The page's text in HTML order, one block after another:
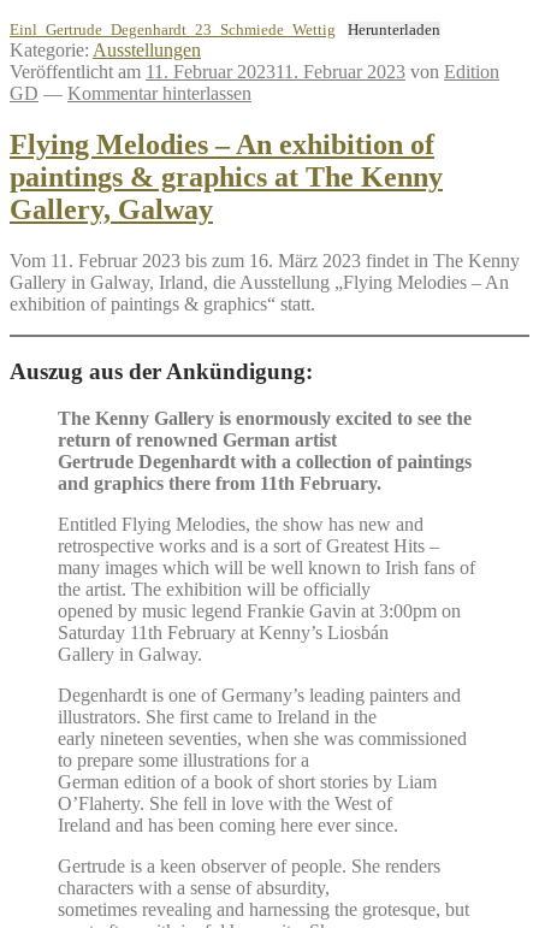
Einl_Gertrude_Degenhardt_23_Schmiede_Wettig Herunterladen
Kategorie: Ausstellungen
Veröffentlicht am 11. Februar 202311. Februar 2023 von Edition
GD — Kommentar hinterlassen
Flying Melodies – An exhibition of
paintings & graphics at The Kenny
Gallery, Galway
Vom 11. Februar 2023 bis zum 16. März 2023 findet in The Kenny
Gallery in Galway, Irland, die Ausstellung „Flying Melodies – An
exhibition of paintings & graphics“ statt.
Auszug aus der Ankündigung:
The Kenny Gallery is enormously excited to see the
return of renowned German artist
Gertrude Degenhardt with a collection of paintings
and graphics there from 11th February.
Entitled Flying Melodies, the show has new and
retrospective works and is a sort of Greatest Hits –
many images which will be well known to Irish fans of
the artist. The exhibition will be officially
opened by music legend Frankie Gavin at 3:00pm on
Saturday 11th February at Kenny’s Liosbán
Gallery in Galway.
Degenhardt is one of Germany’s leading painters and
illustrators. She first came to Ireland in the
early nineteen seventies, when she was commissioned
to prepare some illustrations for a
German edition of a book of short stories by Liam
O’Flaherty. She fell in love with the West of
Ireland and has been coming here ever since.
Gertrude is a keen observer of people. She renders
characters with a sense of absurdity,
sometimes revealing and harnessing the grotesque, but